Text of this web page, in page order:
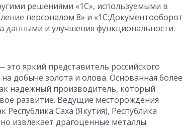
решениями «1С», используемыми в
персоналом 8» и «1С:Документооборот
данными и улучшения функциональности.
яркий представитель российского
добыче золота и олова. Основанная более
надежный производитель, который
развитие. Ведущие месторождения
Саха (Якутия), Республика
извлекает драгоценные металлы.